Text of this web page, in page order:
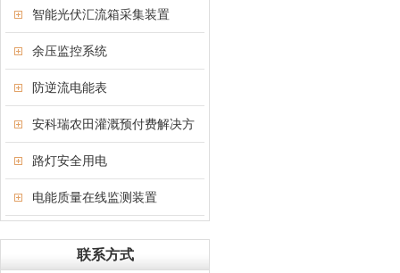
智能光伏汇流箱采集装置
余压监控系统
防逆流电能表
安科瑞农田灌溉预付费解决方
案
路灯安全用电
电能质量在线监测装置
联系方式